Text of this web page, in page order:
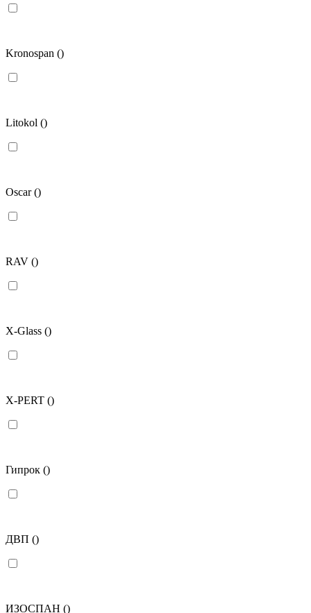
Kronospan ()
Litokol ()
Oscar()
RAV ()
X-Glass ()
X-PERT ()
Гипрок ()
ДВП ()
ИЗОСПАН ()